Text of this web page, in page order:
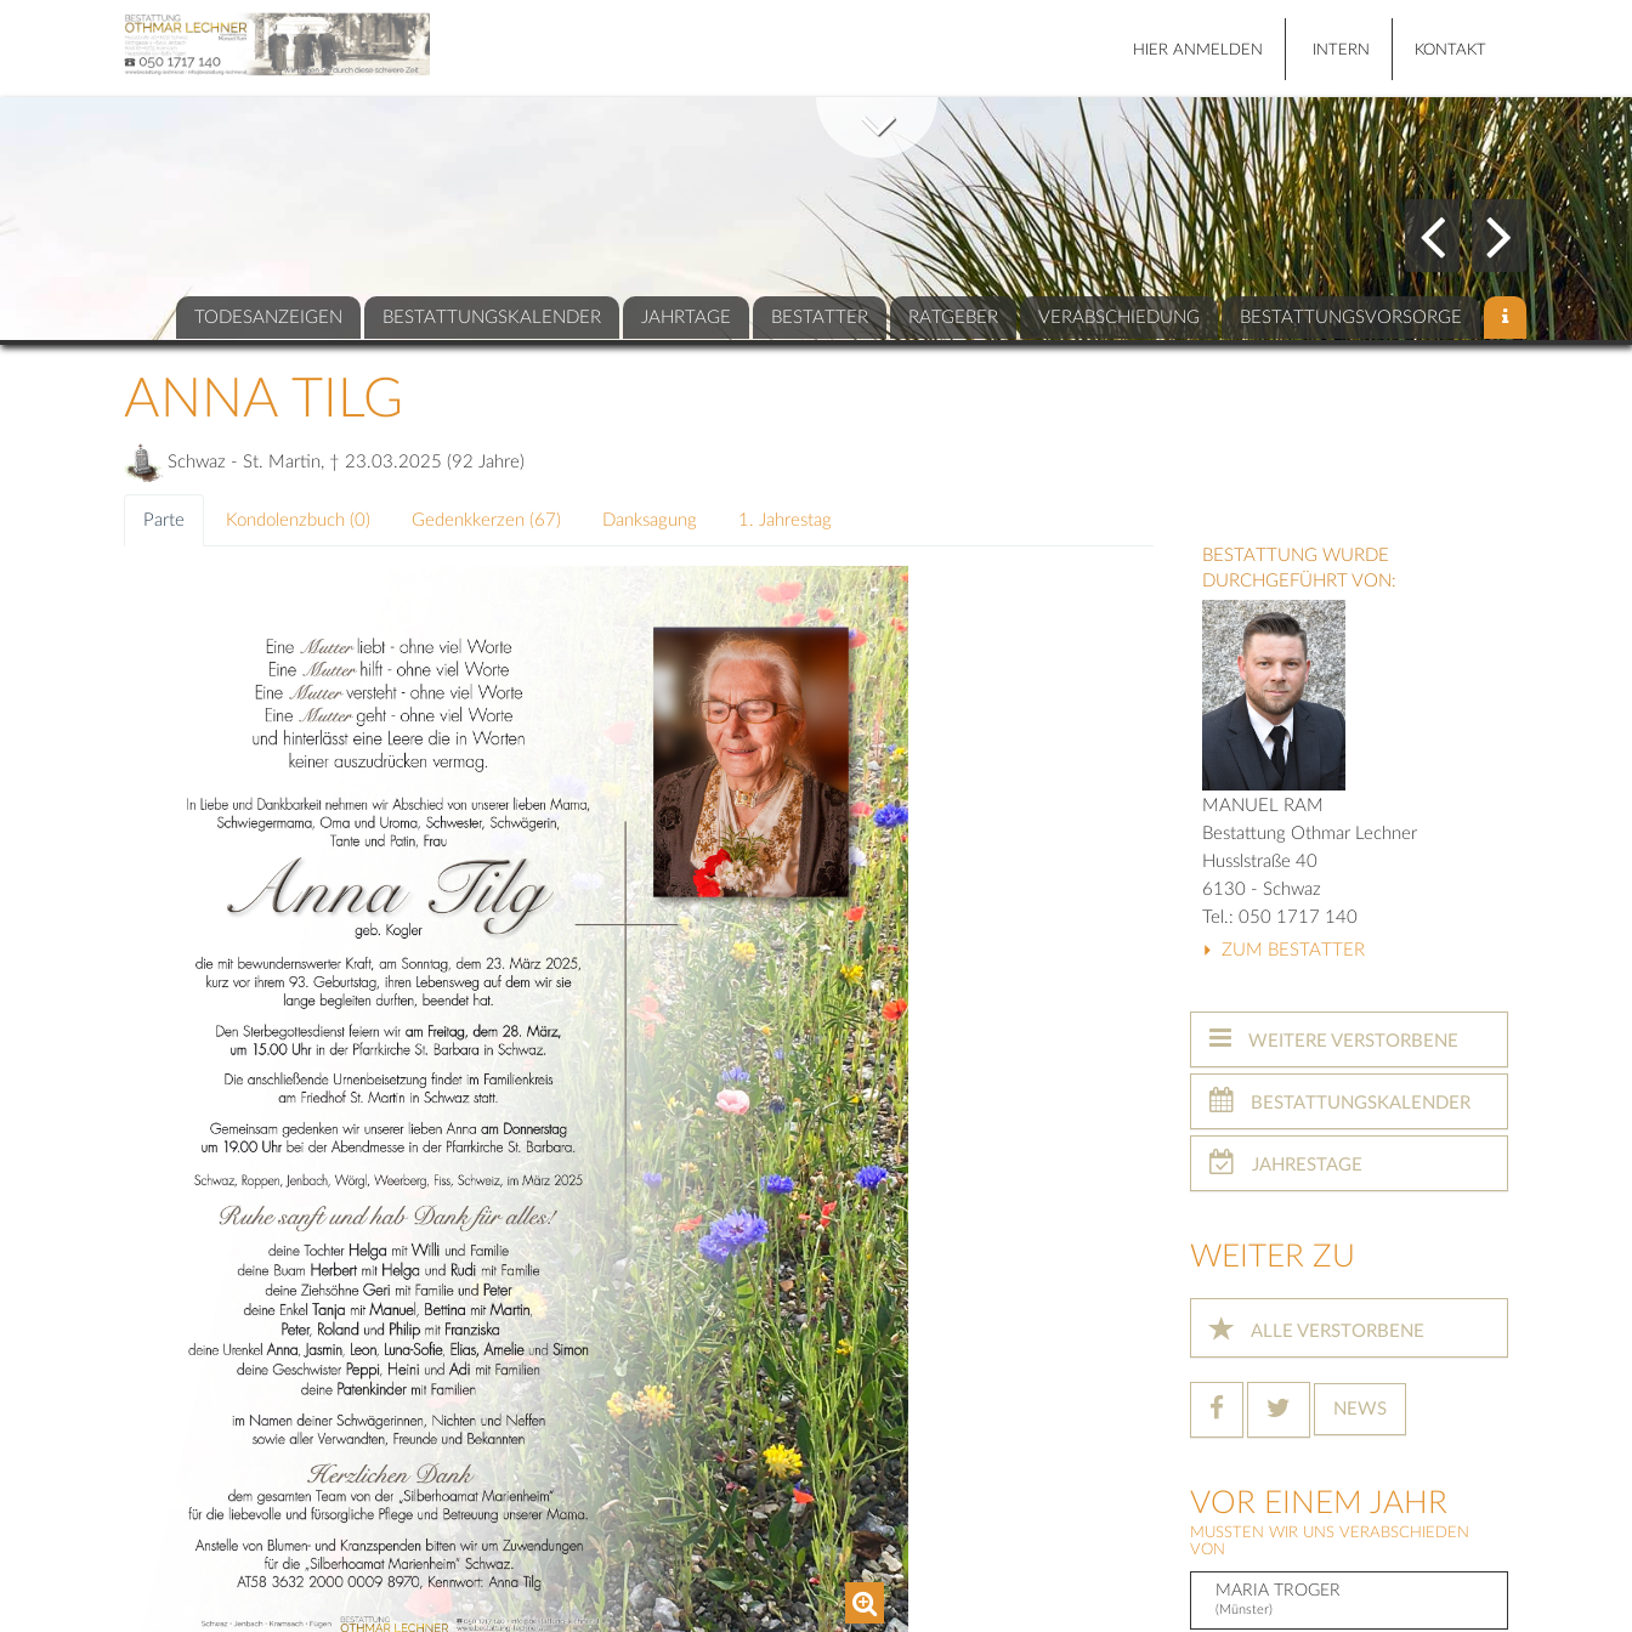
HIER ANMELDEN INTERN KONTAKT
TODESANZEIGEN BESTATTUNGSKALENDER JAHRTAGE BESTATTER RATGEBER VERABSCHIEDUNG BESTATTUNGSVORSORGE
ANNA TILG
Schwaz - St. Martin, † 23.03.2025 (92 Jahre)
Parte Kondolenzbuch (0) Gedenkkerzen (67) Danksagung
1. Jahrestag
BESTATTUNG WURDE
DURCHGEFÜHRT VON:
MANUEL RAM
Bestattung Othmar Lechner
Husslstraße 40
6130 - Schwaz
Tel.: 050 1717 140
ZUM BESTATTER
WEITERE VERSTORBENE
BESTATTUNGSKALENDER
JAHRESTAGE
WEITER ZU
ALLE VERSTORBENE
NEWS
VOR EINEM JAHR
MUSSTEN WIR UNS VERABSCHIEDEN
VON
MARIA TROGER
(Münster)